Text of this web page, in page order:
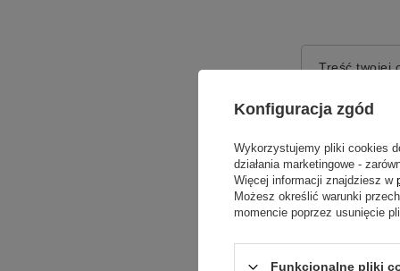
Treść twojej
Dodaj
Twoje imię
Konfiguracja zgód
Wykorzystujemy pliki cookies
działania marketingowe -
Więcej informacji znajdziesz w
Możesz określić warunki
momencie poprzez usunięcie
Funkcjonalne pliki